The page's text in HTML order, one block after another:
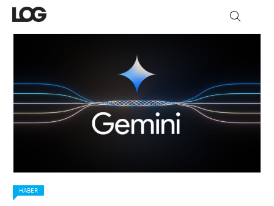
HABER